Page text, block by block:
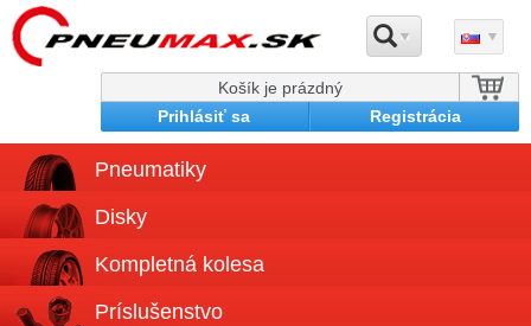
Košík je prázdný
Prihlásiť sa
Registrácia
Pneumatiky
Disky
Kompletná kolesa
Príslušenstvo